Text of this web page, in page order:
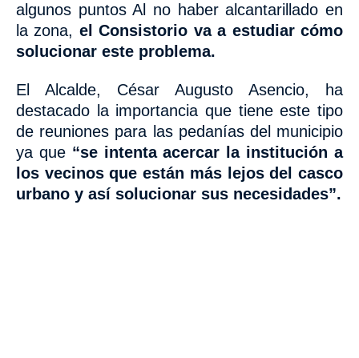
algunos puntosAl no haber alcantarillado en
la zona, el Consistorio va a estudiar cómo
solucionar este problema.
El Alcalde, César Augusto Asencio, ha
destacado la importancia que tiene este tipo
de reuniones para las pedanías del municipio
ya que “se intenta acercar la institución a
los vecinos que están más lejos del casco
urbano y así solucionar sus necesidades”.